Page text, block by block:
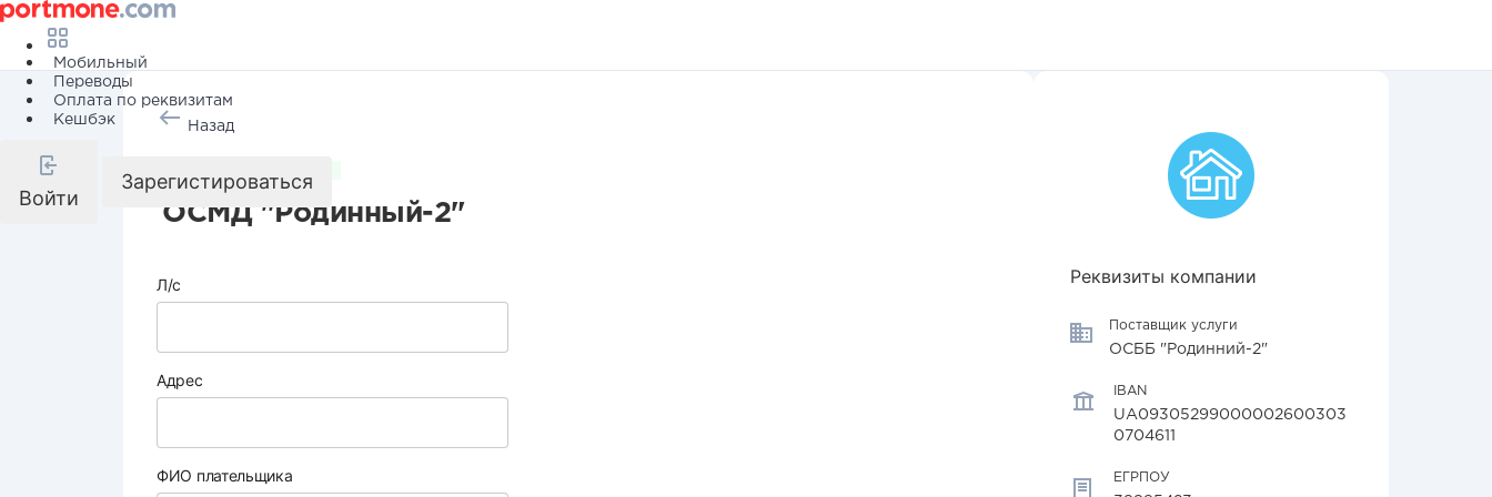
Мобильный
Переводы
Оплата по реквизитам
Кешбэк
Войти
Зарегистироваться
Назад
ОСМД "Родинный-2"
Л/с
Адрес
ФИО плательщика
Реквизиты компании
Поставщик услуги
ОСББ "Родинний-2"
IBAN
UA09305299000002600303
0704611
ЕГРПОУ